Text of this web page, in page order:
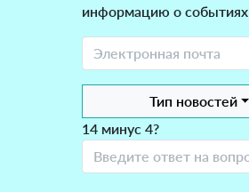
информацию о событиях
Тип новостей
14 минус 4?